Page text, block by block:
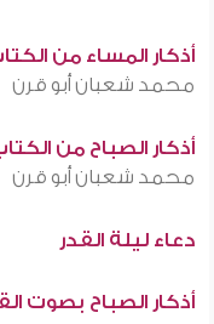
أذكار المساء من
محمد شعبان أبو قرن
أذكار الصباح من
محمد شعبان أبو قرن
دعاء ليلة القدر
أذكار الصباح بصوت